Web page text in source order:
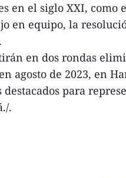
en el siglo XXI, como
en equipo, la
en dos rondas
agosto de 2023, en
para
.